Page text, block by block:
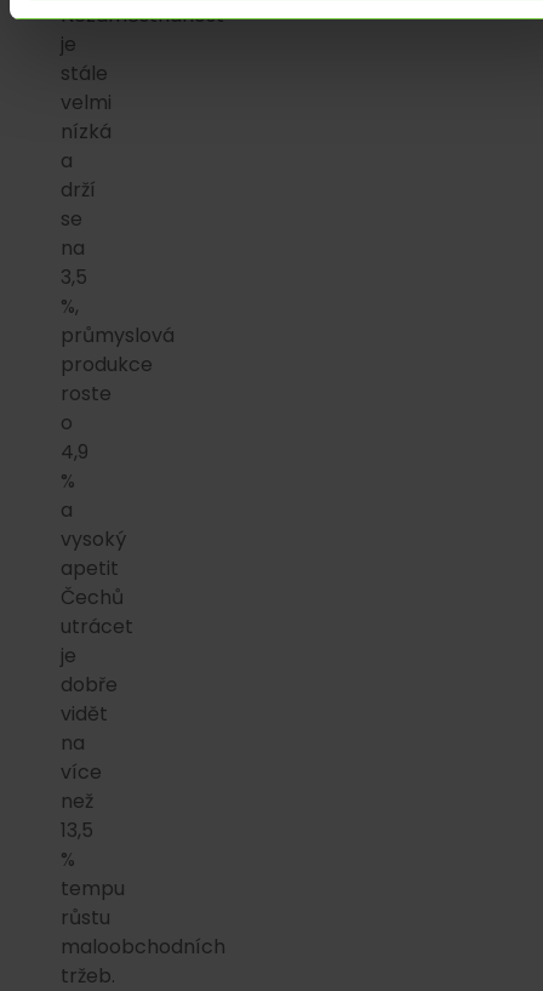
Nezaměstnanost
je
stále
velmi
nízká
a
drží
se
na
3,5
%,
průmyslová
produkce
roste
o
4,9
%
a
vysoký
apetit
Čechů
utrácet
je
dobře
vidět
na
více
než
13,5
%
tempu
růstu
maloobchodních
tržeb.